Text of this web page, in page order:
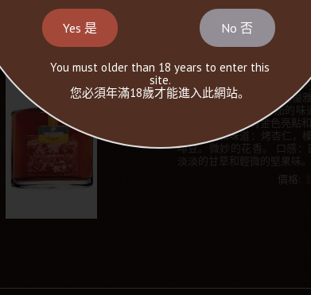
馬爹利
類型 : 干邑 酒精 : 43% 容
霸 干邑 擁有大香檳區風土
干邑白蘭地產生復雜而濃烈
血統專業連結，極具卓越優
和豐富性與高希霸雪茄的
澤：琥珀色，帶有金色亮點
乾果的溫和味道：烤杏仁，
啡豆。微妙的花香。 口感：
淡淡的甘草和輕微的堅果味。
價格:
Yes 是 No 否
You must older than 18 years to enter this
site.
您必須年滿18歲才能進入此網站。